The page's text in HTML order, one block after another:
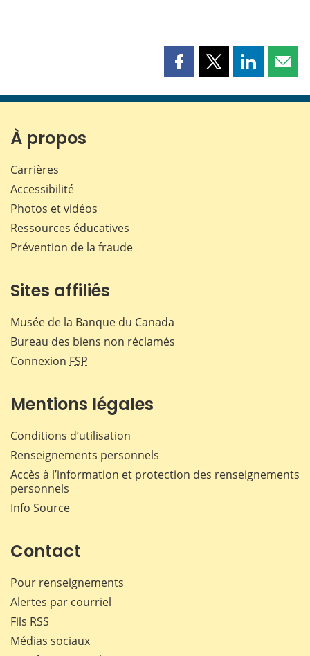
Partager
page
Partager
page
Partager
page page
À propos
Carrières
Accessibilité
Photos et vidéos
Ressources éducatives
Prévention de la fraude
Sites affiliés
Musée de la Banque du Canada
Bureau des biens non réclamés
Connexion FSP
Mentions légales
Conditions d’utilisation
Renseignements personnels
Accès à l’information et protection des renseignements
personnels
Info Source
Contact
Pour renseignements
Alertes par courriel
Fils RSS
Médias sociaux